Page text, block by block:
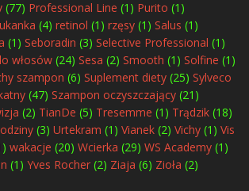
(77) Professional Line (1) Purito (1)
(4) retinol (1) rzęsy (1) Salus (1)
(1) Seboradin (3) Selective Professional (1)
włosów (24) Sesa (2) Smooth (1) Solfine (1)
szampon (6) Suplement diety (25) Sylveco
(47) Szampon oczyszczający (21)
(2) TianDe (5) Tresemme (1) Trądzik (18)
(3) Urtekram (1) Vianek (2) Vichy (1) Vis
wakacje (20) Wcierka (29) WS Academy (1)
(1) Yves Rocher (2) Ziaja (6) Zioła (2)